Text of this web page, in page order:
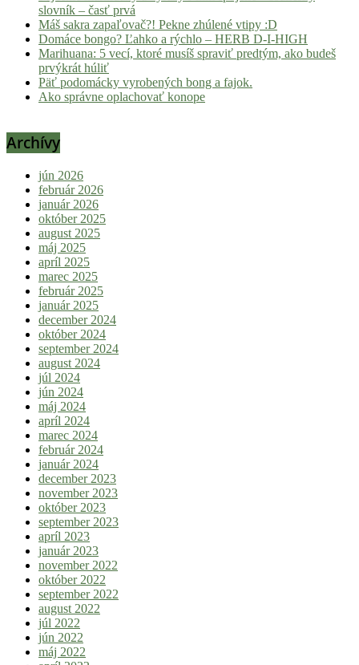
slovník – časť prvá
Máš sakra zapaľovač?! Pekne zhúlené vtipy :D
Domáce bongo? Ľahko a rýchlo – HERB D-I-HIGH
Marihuana: 5 vecí, ktoré musíš spraviť predtým, ako budeš
prvýkrát húliť
Päť podomácky vyrobených bong a fajok.
Ako správne oplachovať konope
Archívy
jún 2026
február 2026
január 2026
október 2025
august 2025
máj 2025
apríl 2025
marec 2025
február 2025
január 2025
december 2024
október 2024
september 2024
august 2024
júl 2024
jún 2024
máj 2024
apríl 2024
marec 2024
február 2024
január 2024
december 2023
november 2023
október 2023
september 2023
apríl 2023
január 2023
november 2022
október 2022
september 2022
august 2022
júl 2022
jún 2022
máj 2022